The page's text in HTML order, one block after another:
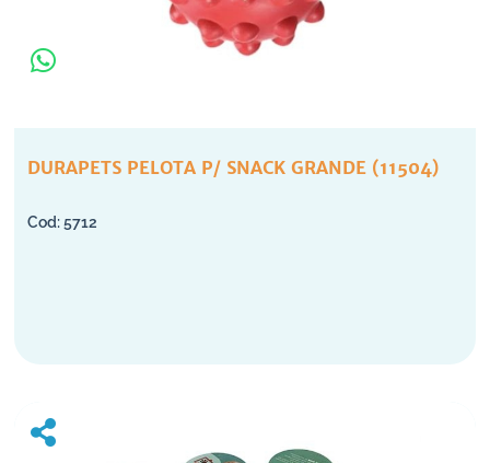
DURAPETS PELOTA P/ SNACK GRANDE (11504)
5712